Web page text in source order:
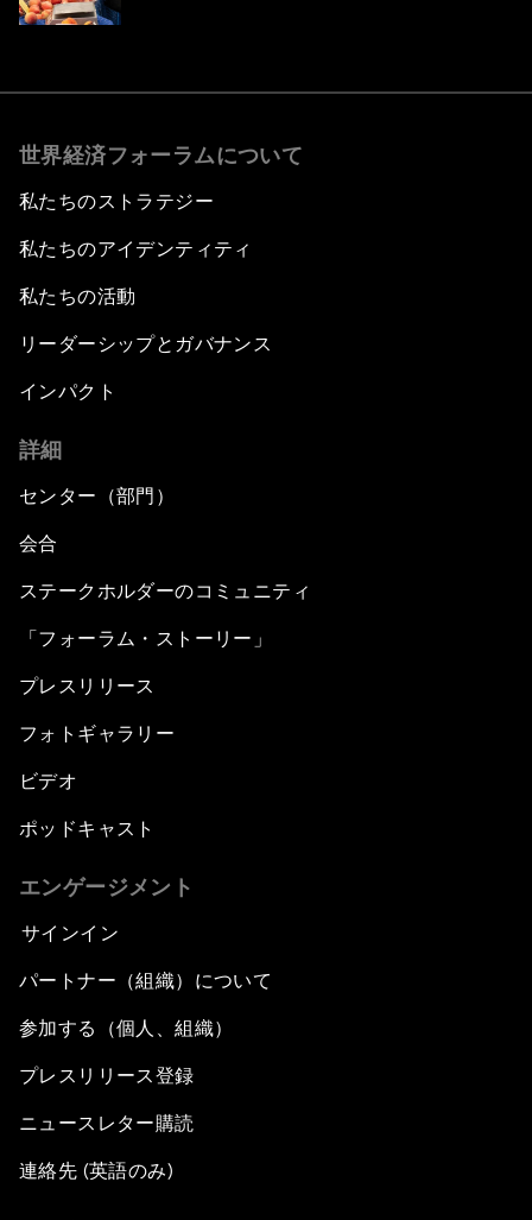
世界経済フォーラムについて
私たちのストラテジー
私たちのアイデンティティ
私たちの活動
リーダーシップとガバナンス
インパクト
詳細
センター（部門）
会合
ステークホルダーのコミュニティ
「フォーラム・ストーリー」
プレスリリース
フォトギャラリー
ビデオ
ポッドキャスト
エンゲージメント
サインイン
パートナー（組織）について
参加する（個人、組織）
プレスリリース登録
ニュースレター購読
連絡先 (英語のみ)